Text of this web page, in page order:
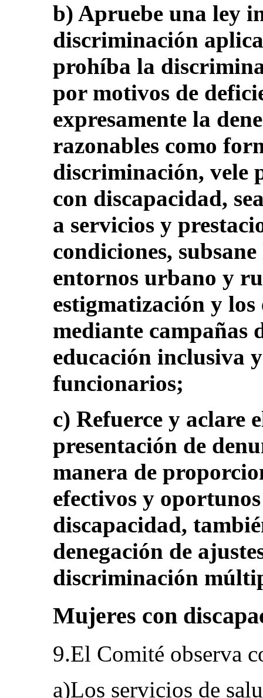
b) Apruebe una ley
discriminación
prohíba la
por motivos de
expresamente la
razonables como
discriminación, vele
con discapacidad,
a servicios y
condiciones,
entornos urbano y
estigmatización y los
mediante campañas
educación inclusiva
funcionarios;
c) Refuerce y aclare
presentación de
manera de
efectivos y
discapacidad,
denegación de
discriminación
Mujeres con
9.El Comité observa
a)Los servicios de